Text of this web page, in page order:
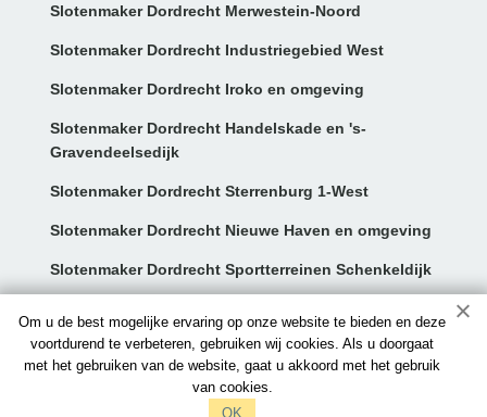
Om u de best mogelijke ervaring op onze website te bieden en deze
voortdurend te verbeteren, gebruiken wij cookies. Als u doorgaat
met het gebruiken van de website, gaat u akkoord met het gebruik
van cookies.
OK
Slotenmaker Dordrecht Merwestein-Noord
Slotenmaker Dordrecht Industriegebied West
Slotenmaker Dordrecht Iroko en omgeving
Slotenmaker Dordrecht Handelskade en 's-
Gravendeelsedijk
Slotenmaker Dordrecht Sterrenburg 1-West
Slotenmaker Dordrecht Nieuwe Haven en omgeving
Slotenmaker Dordrecht Sportterreinen Schenkeldijk
Contact:
info@slotenmakersdordrecht.nl